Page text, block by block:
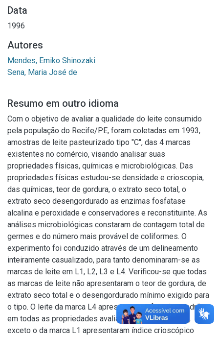
Data
1996
Autores
Mendes, Emiko Shinozaki
Sena, Maria José de
Resumo em outro idioma
Com o objetivo de avaliar a qualidade do leite consumido
pela população do Recife/PE, foram coletadas em 1993,
amostras de leite pasteurizado tipo "C", das 4 marcas
existentes no comércio, visando analisar suas
propriedades físicas, químicas e microbiológicas. Das
propriedades físicas estudou-se densidade e crioscopia,
das químicas, teor de gordura, o extrato seco total, o
extrato seco desengordurado as enzimas fosfatase
alcalina e peroxidade e conservadores e reconstituinte. As
análises microbiológicas constaram de contagem total de
germes e do número mais provável de coliformes. O
experimento foi conduzido através de um delineamento
inteiramente casualizado, para tanto denominaram-se as
marcas de leite em L1, L2, L3 e L4. Verificou-se que todas
as marcas de leite não apresentaram o teor de gordura, de
extrato seco total e o desengordurado mínimo exigido para
o tipo. O leite da marca L4 apresentou-se fora dos padrões
em todas as propriedades avaliadas. Todos os leites,
exceto o da marca L1 apresentaram índice crioscópico